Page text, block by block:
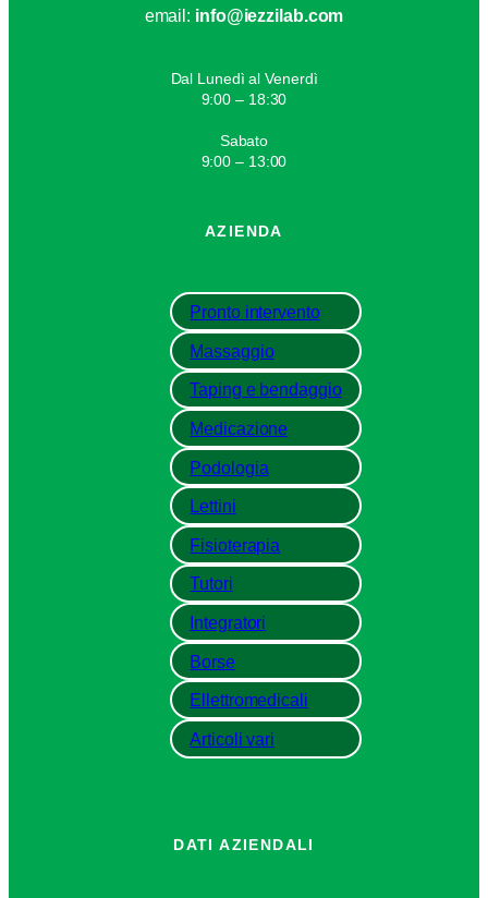
email: info@iezzilab.com
Dal Lunedì al Venerdì
9:00 – 18:30
Sabato
9:00 – 13:00
AZIENDA
Pronto intervento
Massaggio
Taping e bendaggio
Medicazione
Podologia
Lettini
Fisioterapia
Tutori
Integratori
Borse
Ellettromedicali
Articoli vari
DATI AZIENDALI